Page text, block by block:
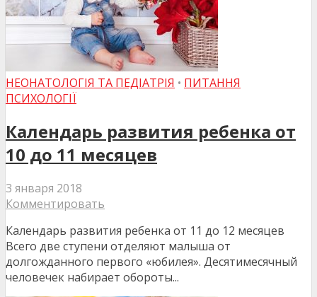
НЕОНАТОЛОГІЯ ТА ПЕДІАТРІЯ • ПИТАННЯ
ПСИХОЛОГІЇ
Календарь развития ребенка от
10 до 11 месяцев
3 января 2018
Комментировать
Календарь развития ребенка от 11 до 12 месяцев
Всего две ступени отделяют малыша от
долгожданного первого «юбилея». Десятимесячный
человечек набирает обороты...